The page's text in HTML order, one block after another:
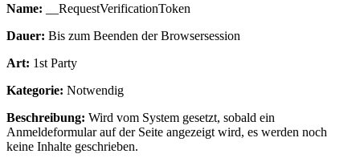
Name: __RequestVerificationToken
Dauer: Bis zum Beenden der Browsersession
Art: 1st Party
Kategorie: Notwendig
Beschreibung: Wird vom System gesetzt, sobald ein
Anmeldeformular auf der Seite angezeigt wird, es werden noch
keine Inhalte geschrieben.